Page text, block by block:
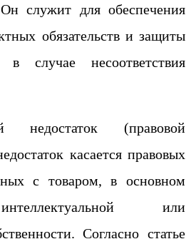
служит для обеспечения
обязательств и защиты
в случае несоответствия
недостаток (правовой
касается правовых
с товаром, в основном
или
Согласно статье